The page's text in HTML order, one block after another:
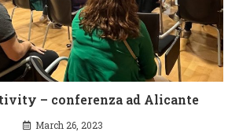
– conferenza ad Alicante
March 26, 2023